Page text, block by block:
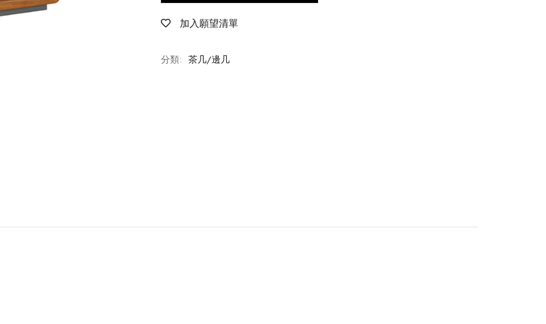
加入願望清單
分類: 茶几/邊几